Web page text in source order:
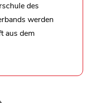
des
werden
aus dem